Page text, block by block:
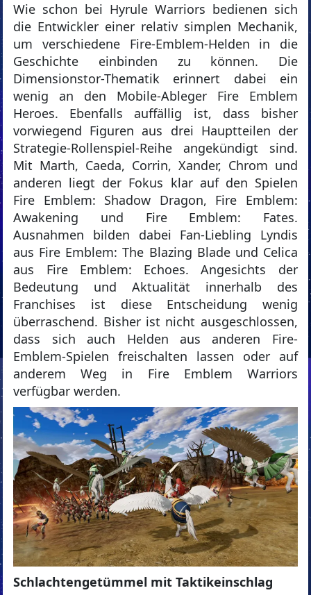
Wie schon bei Hyrule Warriors bedienen sich
die Entwickler einer relativ simplen Mechanik,
um verschiedene Fire-Emblem-Helden in die
Geschichte einbinden zu können. Die
Dimensionstor-Thematik erinnert dabei ein
wenig an den Mobile-Ableger Fire Emblem
Heroes. Ebenfalls auffällig ist, dass bisher
vorwiegend Figuren aus drei Hauptteilen der
Strategie-Rollenspiel-Reihe angekündigt sind.
Mit Marth, Caeda, Corrin, Xander, Chrom und
anderen liegt der Fokus klar auf den Spielen
Fire Emblem: Shadow Dragon, Fire Emblem:
Awakening und Fire Emblem: Fates.
Ausnahmen bilden dabei Fan-Liebling Lyndis
aus Fire Emblem: The Blazing Blade und Celica
aus Fire Emblem: Echoes. Angesichts der
Bedeutung und Aktualität innerhalb des
Franchises ist diese Entscheidung wenig
überraschend. Bisher ist nicht ausgeschlossen,
dass sich auch Helden aus anderen Fire-
Emblem-Spielen freischalten lassen oder auf
anderem Weg in Fire Emblem Warriors
verfügbar werden.
Schlachtengetümmel mit Taktikeinschlag